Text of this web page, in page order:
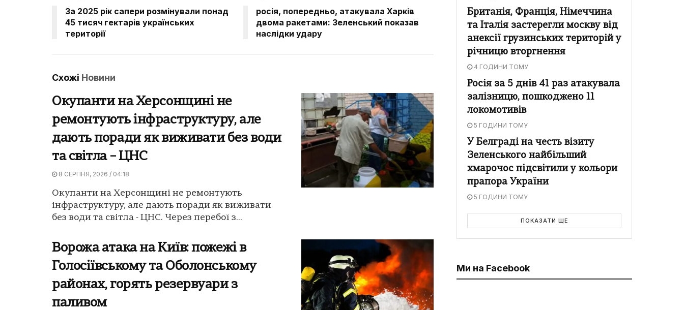
За 2025 рік сапери розмінували понад
45 тисяч гектарів українських
території
росія, попередньо, атакувала Харків
двома ракетами: Зеленський показав
наслідки удару
Схожі Новини
Окупанти на Херсонщині не
ремонтують інфраструктуру, але
дають поради як виживати без води
та світла – ЦНС
8 СЕРПНЯ, 2026 / 04:18
Окупанти на Херсонщині не ремонтують
інфраструктуру, але дають поради як виживати
без води та світла - ЦНС. Через перебої з...
Ворожа атака на Київ: пожежі в
Голосіївському та Оболонському
районах, горять резервуари з
паливом
Британія, Франція, Німеччина
та Італія застерегли москву від
анексії грузинських територій у
річницю вторгнення
4 ГОДИНИ ТОМУ
Росія за 5 днів 41 раз атакувала
залізницю, пошкоджено 11
локомотивів
5 ГОДИНИ ТОМУ
У Белграді на честь візиту
Зеленського найбільший
хмарочос підсвітили у кольори
прапора України
5 ГОДИНИ ТОМУ
ПОКАЗАТИ ЩЕ
Ми на Facebook